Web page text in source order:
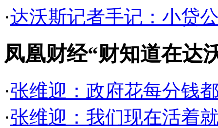
·达沃斯记者手记：小贷
凤凰财经“财知道在达
·张维迎：政府花每分钱
·张维迎：我们现在活着